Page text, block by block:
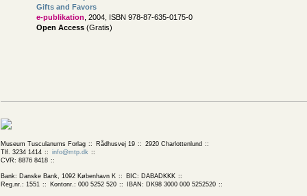
Gifts and Favors
e-publikation , 2004, ISBN 978-87-635-0175-0
Open Access (Gratis)
Museum Tusculanums Forlag Rådhusvej 19
2920 Charlottenlund
Tlf. 3234 1414
info@mtp.dk
CVR: 8876 8418
Bank: Danske Bank, 1092 København K
BIC: DABADKKK
Reg.nr.: 1551
Kontonr.: 000 5252 520 IBAN: DK98 3000 000 5252520